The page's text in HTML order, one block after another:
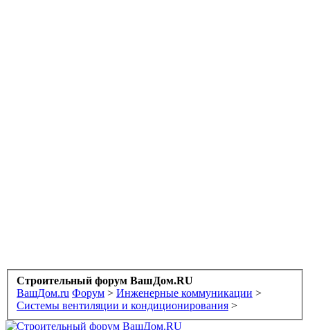
Строительный форум ВашДом.RU
ВашДом.ru Форум > Инженерные коммуникации >
Системы вентиляции и кондиционирования >